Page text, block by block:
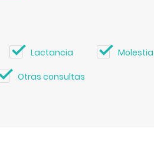
Lactancia Molestia
Otras consultas